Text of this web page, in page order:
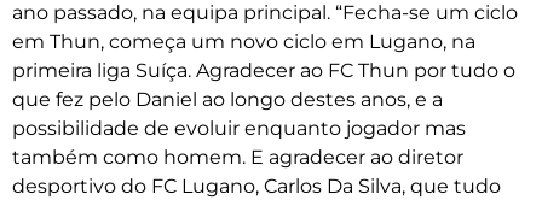
ano passado, na equipa principal. “Fecha-se um ciclo
em Thun, começa um novo ciclo em Lugano, na
primeira liga Suíça. Agradecer ao FC Thun por tudo o
que fez pelo Daniel ao longo destes anos, e a
possibilidade de evoluir enquanto jogador mas
também como homem. E agradecer ao diretor
desportivo do FC Lugano, Carlos Da Silva, que tudo